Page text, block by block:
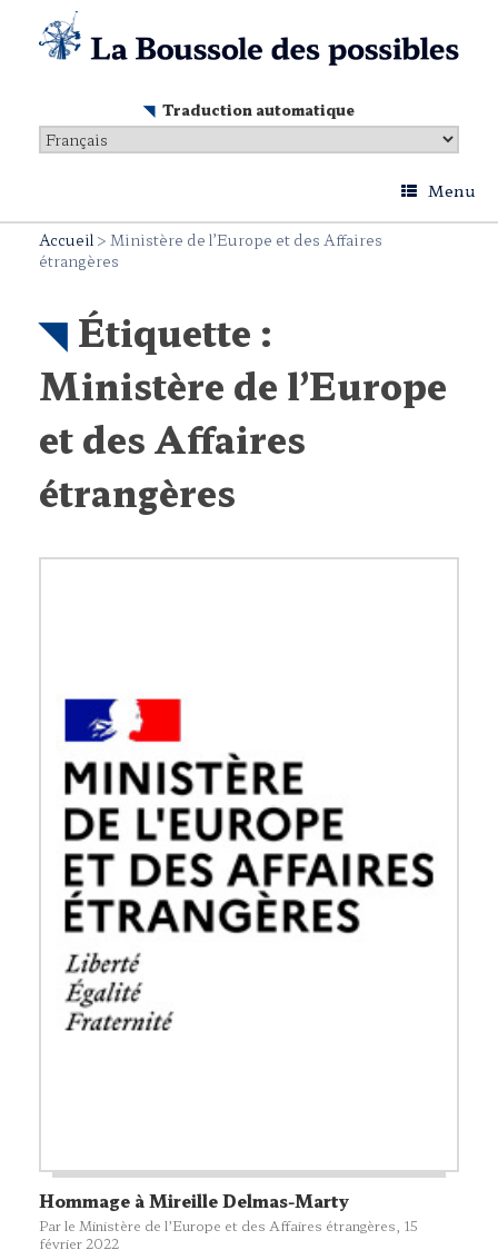
content
Traduction automatique
Menu
Accueil> Ministère de l’Europe et des Affaires
étrangères
Étiquette :
Ministère de l’Europe
et des Affaires
étrangères
Hommage à Mireille Delmas-Marty
Par le Ministère de l’Europe et des Affaires étrangères, 15
février 2022